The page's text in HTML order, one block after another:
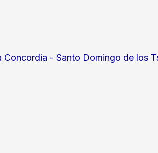
Concordia - Santo Domingo de los